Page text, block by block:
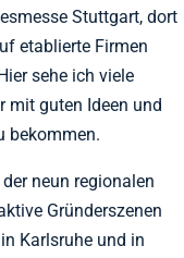
Stuttgart, dort
etablierte Firmen
sehe ich viele
mit guten Ideen und
bekommen.
neun regionalen
Gründerszenen
Karlsruhe und in